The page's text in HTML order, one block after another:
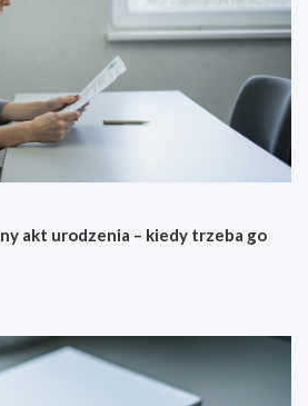
akt urodzenia – kiedy trzeba go